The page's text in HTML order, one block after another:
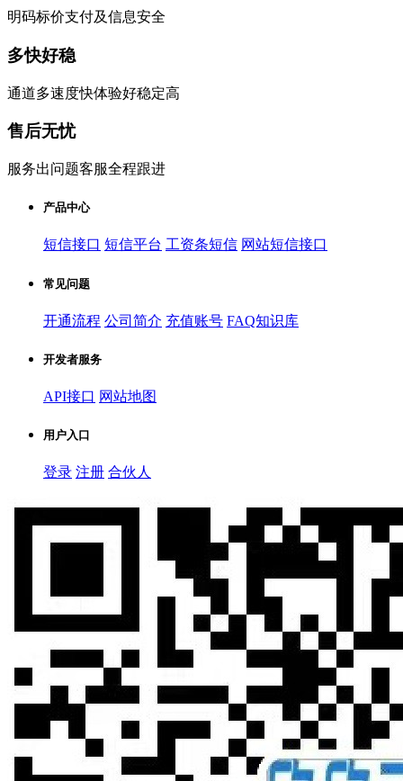
明码标价支付及信息安全
多快好稳
通道多速度快体验好稳定高
售后无忧
服务出问题客服全程跟进
产品中心
短信接口 短信平台 工资条短信 网站短信接口
常见问题
开通流程 公司简介 充值账号 FAQ知识库
开发者服务
API接口 网站地图
用户入口
登录 注册 合伙人